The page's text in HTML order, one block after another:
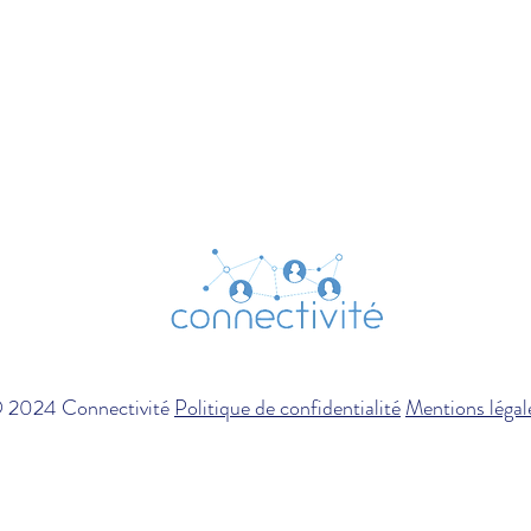
ConnectivitéPolitique de confidentialitéMentions